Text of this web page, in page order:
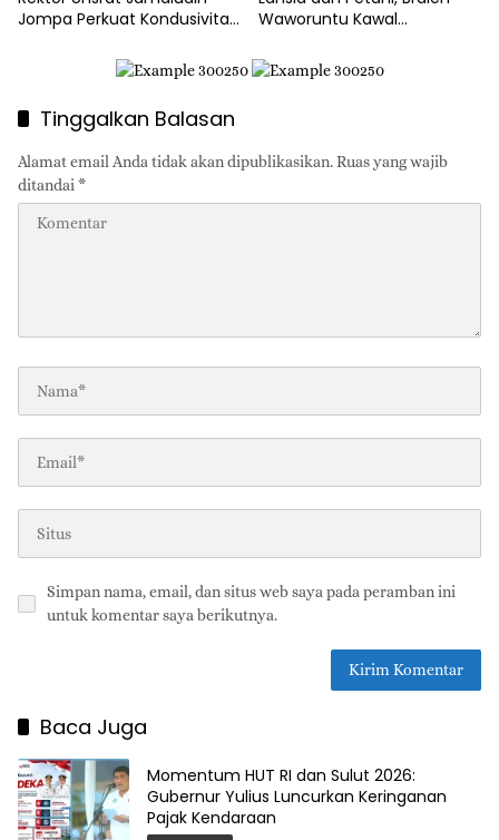
Jompa Perkuat Kondusivitas
Waworuntu Kawal
Tinggalkan Balasan
Alamat email Anda tidak akan dipublikasikan.Ruas yang wajib
ditandai *
Simpan nama, email, dan situs web saya pada peramban ini
untuk komentar saya berikutnya.
Baca Juga
Momentum HUT RI dan Sulut 2026:
Gubernur Yulius Luncurkan Keringanan
Pajak Kendaraan